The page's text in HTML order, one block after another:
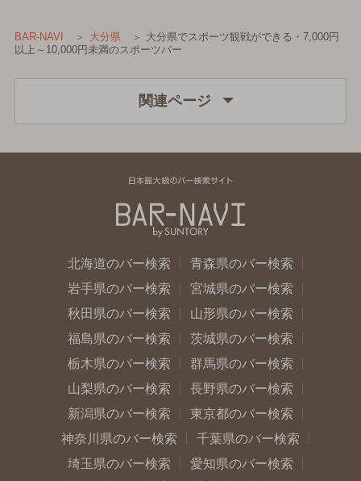
BAR-NAVI 大分県
大分県でスポーツ観戦ができる・7,000円
以上～10,000円未満のスポーツバー
関連ページ
北海道のバー検索
青森県のバー検索
岩手県のバー検索
宮城県のバー検索
秋田県のバー検索
山形県のバー検索
福島県のバー検索
茨城県のバー検索
栃木県のバー検索
群馬県のバー検索
山梨県のバー検索
長野県のバー検索
新潟県のバー検索
東京都のバー検索
神奈川県のバー検索
千葉県のバー検索
埼玉県のバー検索
愛知県のバー検索